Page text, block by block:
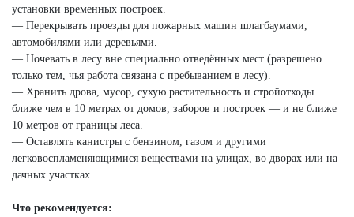
установки временных построек.
— Перекрывать проезды для пожарных машин шлагбаумами,
автомобилями или деревьями.
— Ночевать в лесу вне специально отведённых мест (разрешено
только тем, чья работа связана с пребыванием в лесу).
— Хранить дрова, мусор, сухую растительность и стройотходы
ближе чем в 10 метрах от домов, заборов и построек — и не ближе
10 метров от границы леса.
— Оставлять канистры с бензином, газом и другими
легковоспламеняющимися веществами на улицах, во дворах или на
дачных участках.
Что рекомендуется: